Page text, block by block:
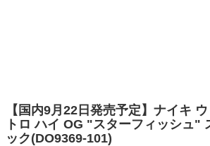
【国内9月22日発売予定】ナイキ
トロ ハイ OG "スターフィッシュ"
ック(DO9369-101)